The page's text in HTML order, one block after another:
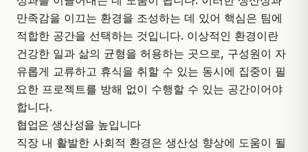
만족감을 이끄는 환경을 조성하는 데 있어 핵심은 팀에
적합한 공간을 선택하는 것입니다. 이상적인 환경이란
건강한 일과 삶의 균형을 허용하는 곳으로, 구성원이 자
유롭게 교류하고 휴식을 취할 수 있는 동시에 집중이 필
요한 프로젝트를 방해 없이 수행할 수 있는 공간이어야
합니다.
협업은 생산성을 높입니다
직장 내 활발한 사회적 환경은 생산성 향상에 도움이 될